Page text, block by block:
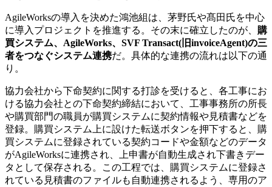
AgileWorksの導入を決めた鴻池組は、茅野氏や髙田氏を中心
に導入プロジェクトを推進する。その末に確立したのが、 購
買システム、AgileWorks、SVF Transact(旧invoiceAgent)の三
者をつなぐシステム連携だ。具体的な連携の流れは以下の通
り。
協力会社から下命契約に関する打診を受けると、各工事にお
ける協力会社との下命契約締結において、工事事務所の所長
や購買部門の職員が購買システムに契約情報や見積書などを
登録。購買システム上に設けた転送ボタンを押下すると、購
買システムに登録されている契約コードや金額などのデータ
がAgileWorksに連携され、上申書が自動生成され下書きデー
タとして保存される。この工程では、購買システムに登録さ
れている見積書のファイルも自動連携されるよう、専用のア